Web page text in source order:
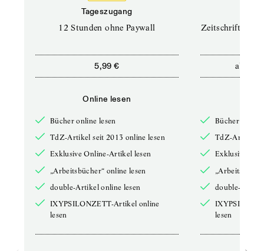
Tageszugang
12 Stunden ohne Paywall
5,99 €
Online lesen
Bücher online lesen
TdZ-Artikel seit 2013 online lesen
Exklusive Online-Artikel lesen
„Arbeitsbücher“ online lesen
double-Artikel online lesen
IXYPSILONZETT-Artikel online
lesen
Zeitschriften
ab
Bücher online
TdZ-Artikel
Exklusive
double-
lesen